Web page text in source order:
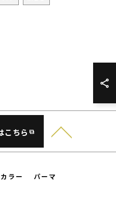
こちら
カラー
パーマ